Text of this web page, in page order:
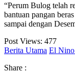
“Perum Bulog telah
bantuan pangan
sampai dengan
Post Views: 477
Berita Utama El Nino
Share :